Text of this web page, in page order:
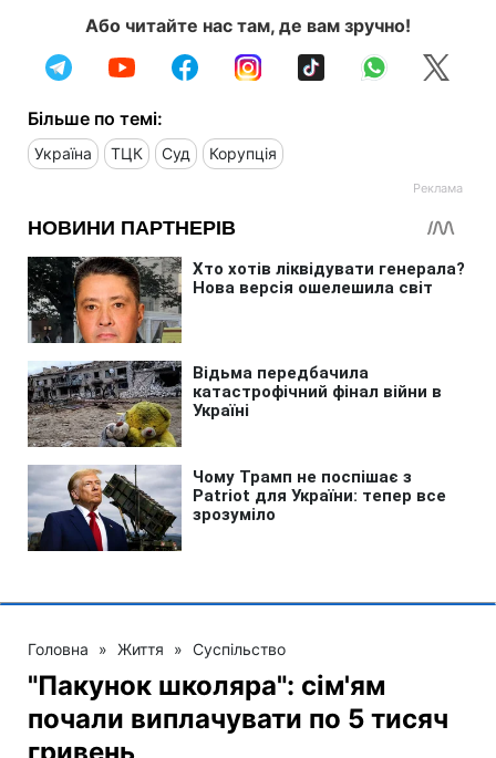
Або читайте нас там, де вам зручно!
Більше по темі:
Україна ТЦК Суд Корупція
Головна » Життя » Суспільство
"Пакунок школяра": сім'ям
почали виплачувати по 5 тисяч